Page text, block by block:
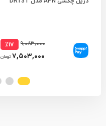
۹,۰۸۳,۰۰۰ ٪۱۷
۷,۵۰۳,۰۰۰ تومان